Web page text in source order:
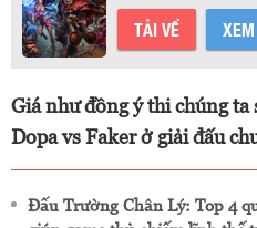
TẢI VỀ
Giá như đồng ý thi chúng
Dopa vs Faker ở giải đấu
Đấu Trường Chân Lý: Top 4